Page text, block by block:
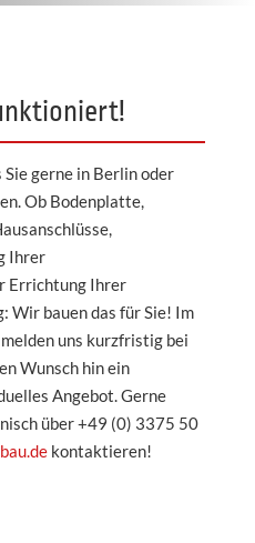
Sie gerne in Berlin oder
Ob Bodenplatte,
Ihrer
Errichtung Ihrer
Wir bauen das für Sie! Im
uns kurzfristig bei
Wunsch hin ein
Angebot. Gerne
über +49 (0) 3375 50
kontaktieren!